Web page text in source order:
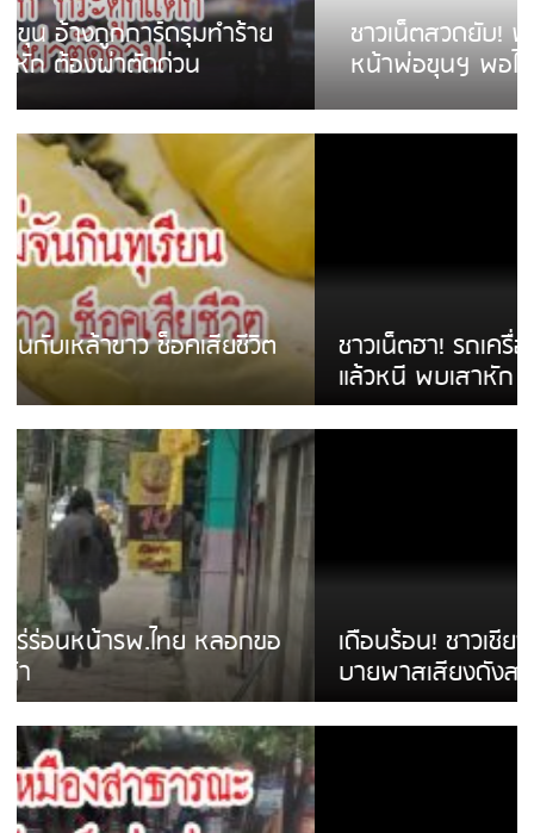
ชาวเน็ตสวดยับ! พบพม่าเร่ขายพวงมาลัย
หน้าพ่อขุนฯ พอไม่ซื้อเดินตาม
ชาวเน็ตฮา! รถเครื่องแม่สายชนป้ายร้านโลงศพ
แล้วหนี พบเสาหัก เบรคหัก หวิดได้ใช้บริการ
เดือนร้อน! ชาวเชียงรายบ่นรถ Isuzu สีขาวซิ่ง
บายพาสเสียงดังสร้างความรำคาญ